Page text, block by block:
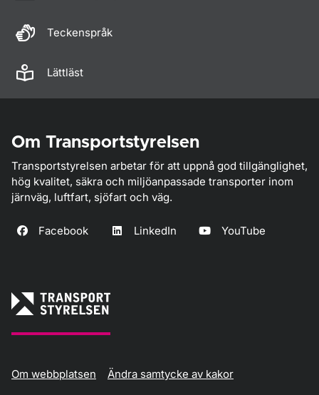
Teckenspråk
Lättläst
Om Transportstyrelsen
Transportstyrelsen arbetar för att uppnå god tillgänglighet,
hög kvalitet, säkra och miljöanpassade transporter inom
järnväg, luftfart, sjöfart och väg.
Facebook LinkedIn YouTube
Om webbplatsen Ändra samtycke av kakor